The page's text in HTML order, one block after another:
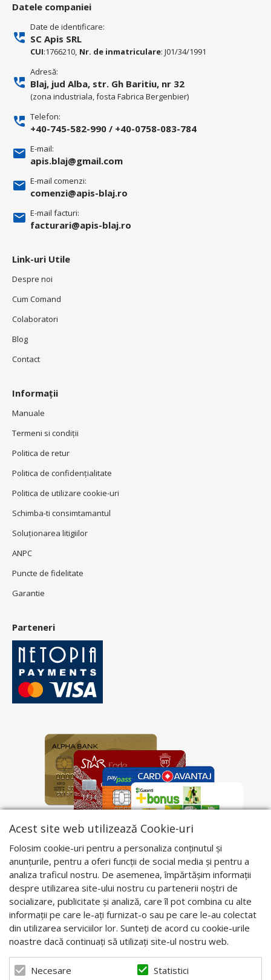
Datele companiei
Date de identificare:
SC Apis SRL
CUI:1766210, Nr. de inmatriculare: J01/34/1991
Adresă:
Blaj, jud Alba, str. Gh Baritiu, nr 32
(zona industriala, fosta Fabrica Bergenbier)
Telefon:
+40-745-582-990 / +40-0758-083-784
E-mail:
apis.blaj@gmail.com
E-mail comenzi:
comenzi@apis-blaj.ro
E-mail facturi:
facturari@apis-blaj.ro
Link-uri Utile
Despre noi
Cum Comand
Colaboratori
Blog
Contact
Informații
Manuale
Termeni si condiţii
Politica de retur
Politica de confidenţialitate
Politica de utilizare cookie-uri
Schimba-ti consimtamantul
Soluționarea litigiilor
ANPC
Puncte de fidelitate
Garantie
Parteneri
Acest site web utilizează Cookie-uri
Folosim cookie-uri pentru a personaliza conținutul și
anunțurile, pentru a oferi funcții de social media și pentru a
analiza traficul nostru. De asemenea, împărtășim informații
despre utilizarea site-ului nostru cu partenerii noștri de
socializare, publicitate și analiză, care îl pot combina cu alte
informații pe care le-ați furnizat-o sau pe care le-au colectat
din utilizarea serviciilor lor. Sunteți de acord cu cookie-urile
noastre dacă continuați să utilizați site-ul nostru web.
Necesare Statistici